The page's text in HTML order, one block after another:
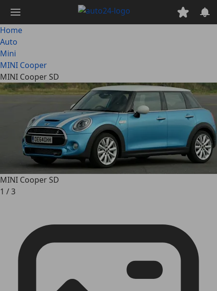
contenuto
principale
Home
Auto
Mini
MINI Cooper
MINI Cooper SD
MINI Cooper SD
1 /3